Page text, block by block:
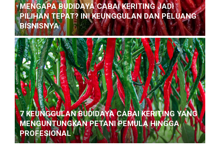
MENGAPA BUDIDAYA CABAI KERITING JADI
PILIHAN TEPAT? INI KEUNGGULAN DAN PELUANG
BISNISNYA
7 KEUNGGULAN BUDIDAYA CABAI KERITING YANG
MENGUNTUNGKAN PETANI PEMULA HINGGA
PROFESIONAL